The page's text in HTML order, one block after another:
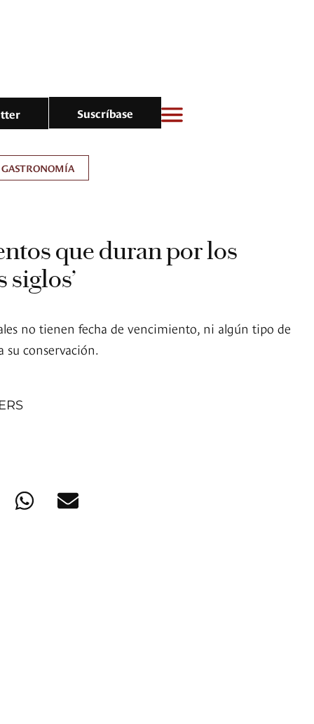
Suscríbase
GASTRONOMÍA
que duran por los
siglos’
no tienen fecha de vencimiento, ni algún tipo de
su conservación.